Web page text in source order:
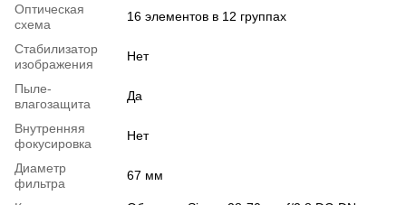
Оптическая
схема
16 элементов в 12 группах
Стабилизатор
изображения
Нет
Пыле-
влагозащита
Да
Внутренняя
фокусировка
Нет
Диаметр
фильтра
67 мм